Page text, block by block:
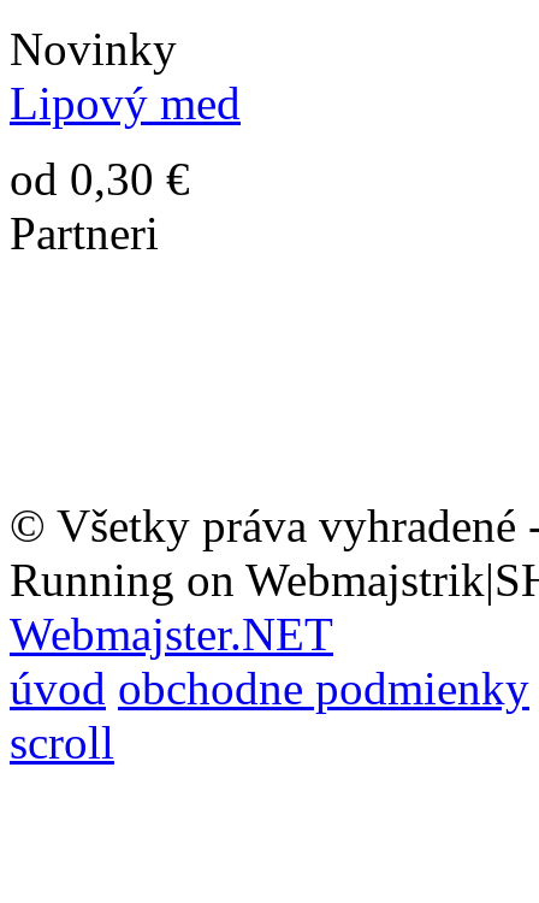
Novinky
Lipový med
od 0,30 €
Partneri
© Všetky práva vyhradené
Running on
Webmajster.NET
úvod obchodne podmienky
scroll